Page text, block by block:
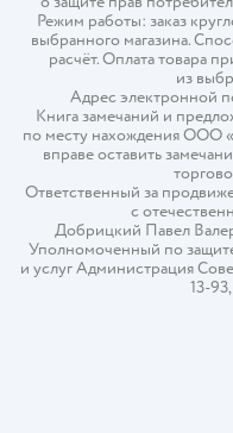
Режим работы: заказ
выбранного магазина.
расчёт. Оплата товара
из
Адрес электронной
Книга замечаний и
по месту нахождения ООО
вправе оставить
Ответственный за
с
Добрицкий Павел
Уполномоченный по
и услуг Администрация
13-